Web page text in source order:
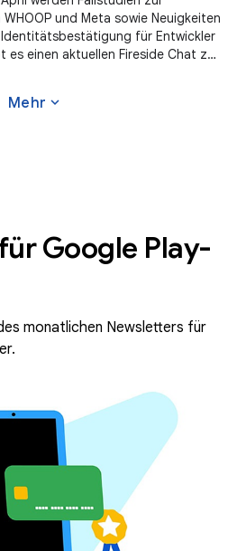
und Meta sowie Neuigkeiten
für Entwickler
einen aktuellen Fireside Chat zu
Mehr expand_more
Google Play-
monatlichen Newsletters für